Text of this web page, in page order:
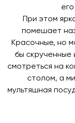
При этом
помешает
Красочные, но
бы скрученные
смотреться на
столом, а
мультяшная